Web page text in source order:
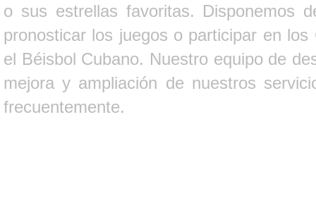
o sus estrellas favoritas. Disponemos
pronosticar los juegos o participar en
el Béisbol Cubano. Nuestro equipo de
mejora y ampliación de nuestros
frecuentemente.